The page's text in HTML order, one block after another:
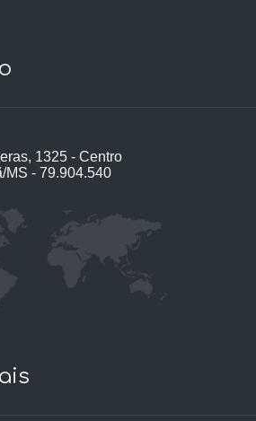
1325 - Centro
MS - 79.904.540